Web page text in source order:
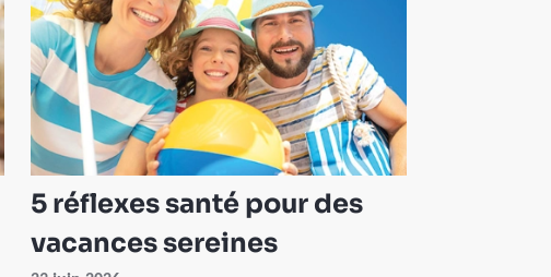
5 réflexes santé pour des
vacances sereines